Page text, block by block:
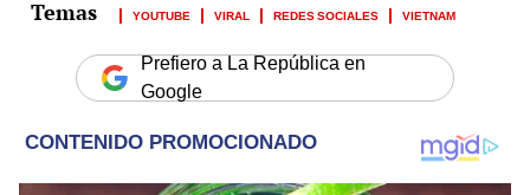
YOUTUBE VIRAL REDES SOCIALES VIETNAM
Prefiero a La República en
Google